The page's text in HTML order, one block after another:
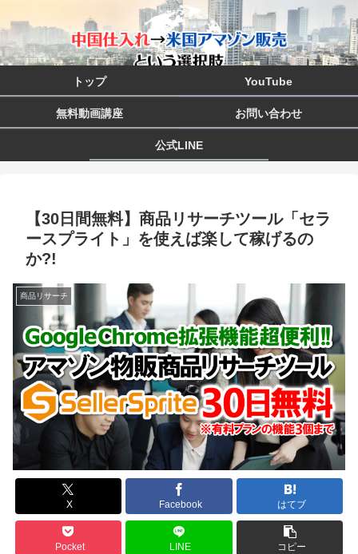
トップ YouTube
無料動画講座 お問い合わせ
公式LINE
【30日間無料】商品リサーチツール「セラ
ースプライト」を使えば楽して稼げるの
か?!
商品リサーチ
X Facebook はてブ
Pocket LINE コピー